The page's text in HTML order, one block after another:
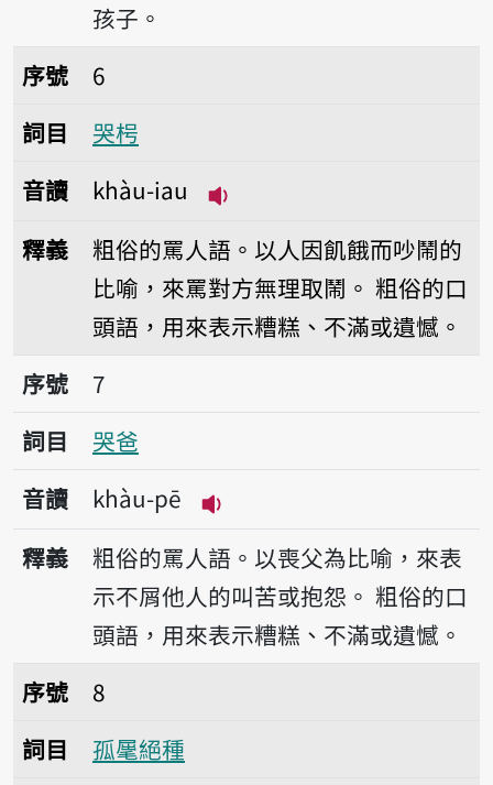
孩子。
序號6哭枵
序號
6
詞目
哭枵
音讀
khàu-iau
釋義
粗俗的罵人語。以人因飢餓而吵鬧的
比喻，來罵對方無理取鬧。 粗俗的口
頭語，用來表示糟糕、不滿或遺憾。
序號7哭爸
序號
7
詞目
哭爸
音讀
khàu-pē
播放音讀khàu-pē
釋義
粗俗的罵人語。以喪父為比喻，來表
示不屑他人的叫苦或抱怨。 粗俗的口
頭語，用來表示糟糕、不滿或遺憾。
序號8孤𣮈絕種
序號
8
詞目
孤𣮈絕種